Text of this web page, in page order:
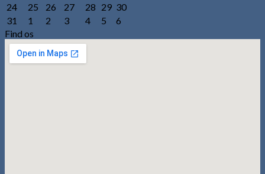
24
25 26 27 28 29 30
31
1 2 3 4 5
6
Find os